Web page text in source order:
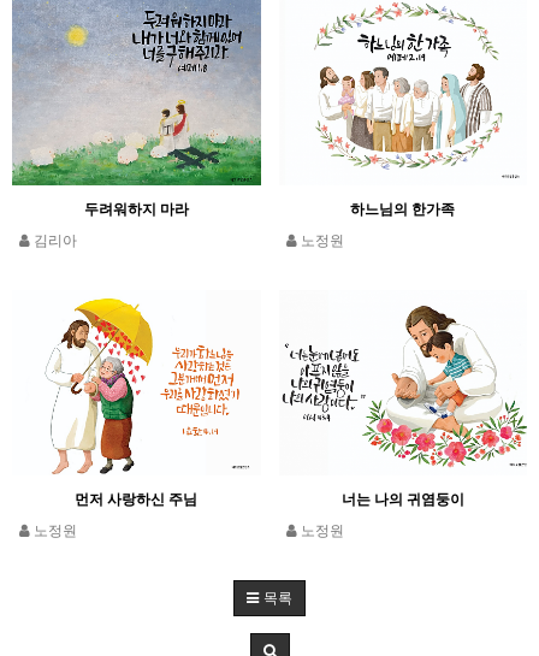
두려워하지 마라
김리아
하느님의 한가족
노정원
먼저 사랑하신 주님
노정원
너는 나의 귀염둥이
노정원
목록